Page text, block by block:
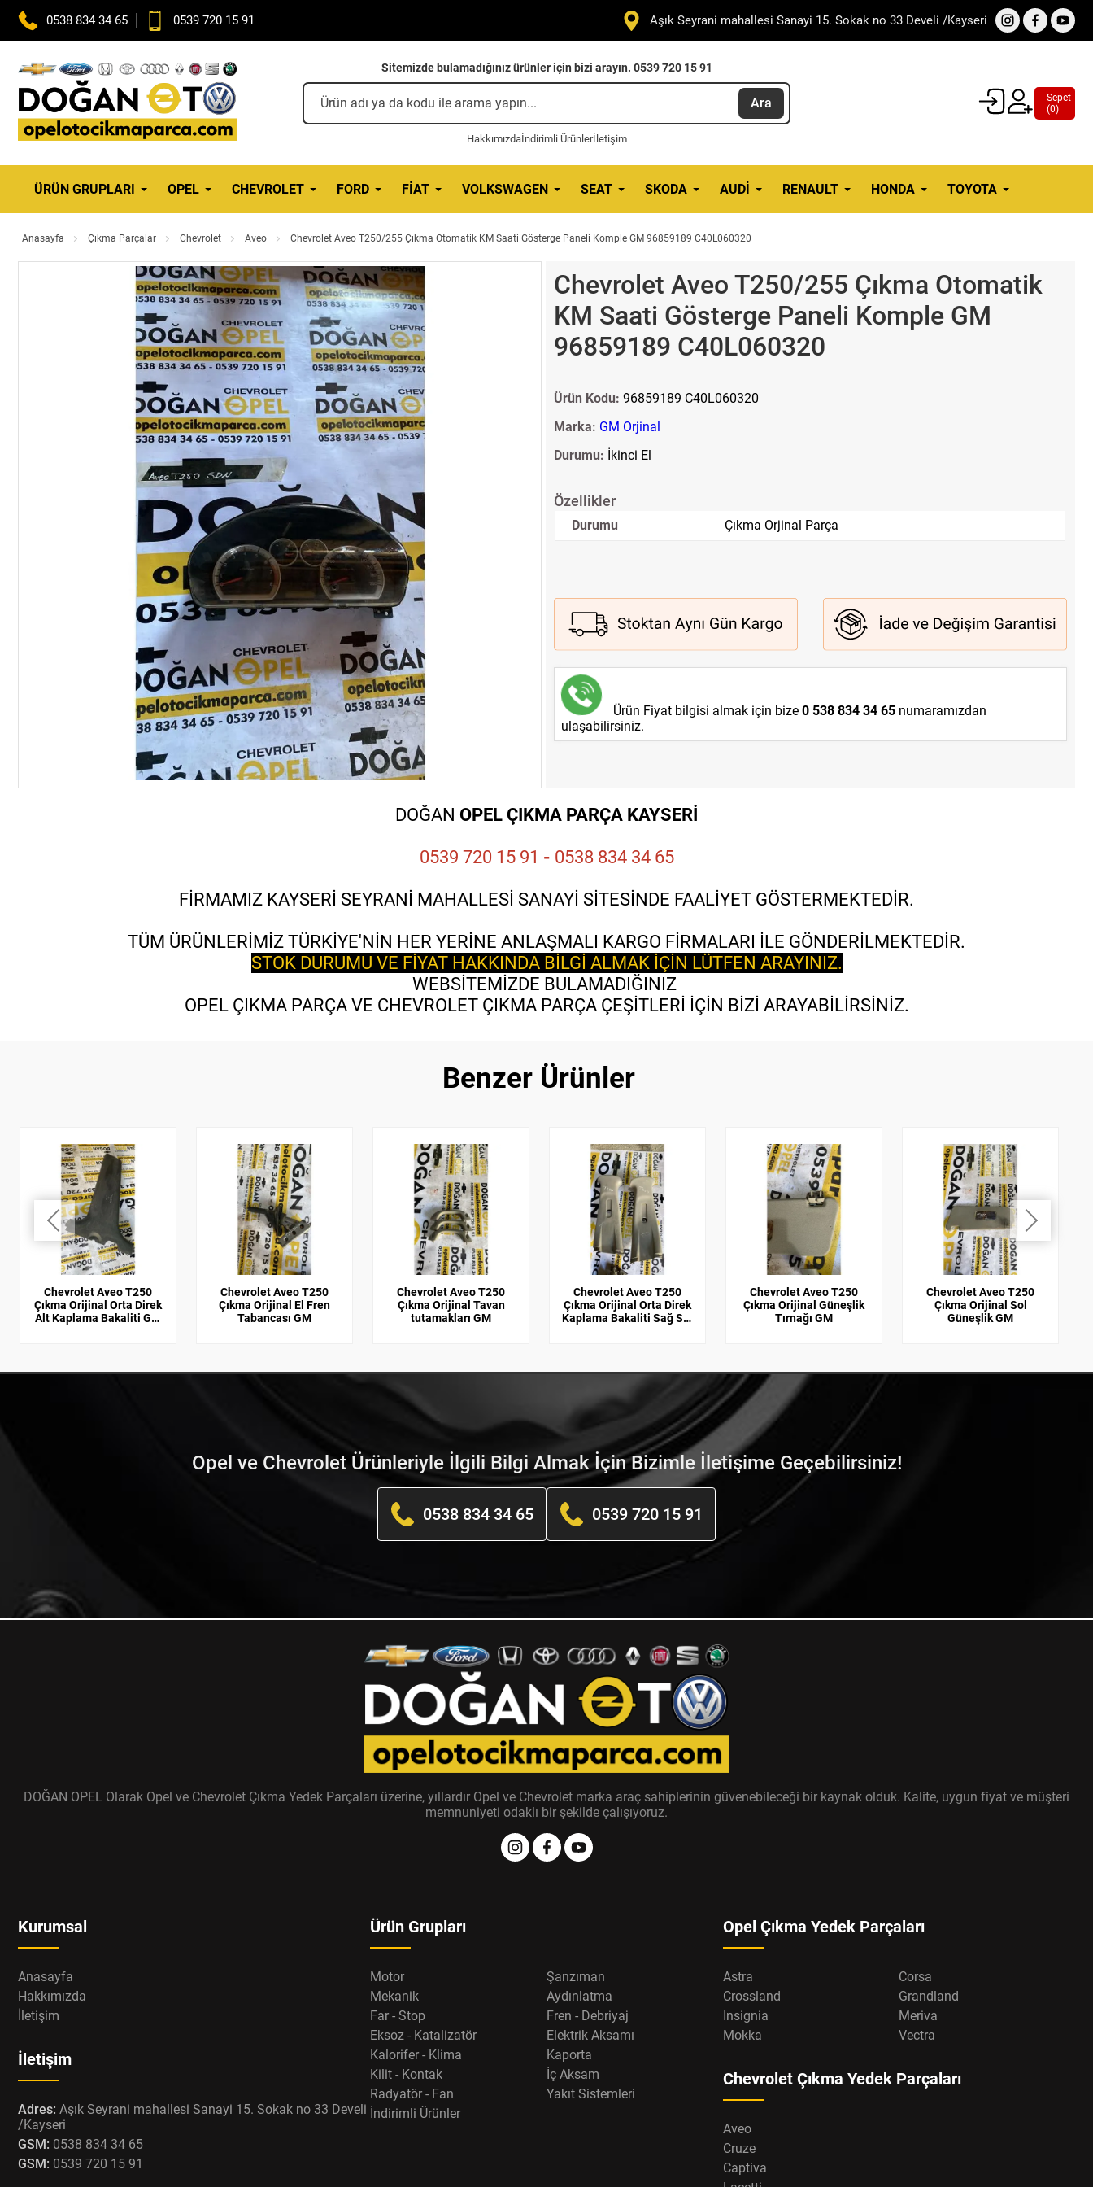
0538 834 34 65 0539 720 15 91 Aşık Seyrani mahallesi Sanayi 15. Sokak no 33 Develi /Kayseri
Sitemizde bulamadığınız ürünler için bizi arayın. 0539 720 15 91
Ara
Hakkımızdaİndirimli Ürünlerİletişim
Sepet
(0)
ÜRÜN GRUPLARI OPEL CHEVROLET FORD FIAT VOLKSWAGEN SEAT SKODA AUDI RENAULT HONDA TOYOTA
Anasayfa Çıkma Parçalar Chevrolet Aveo Chevrolet Aveo T250/255 Çıkma Otomatik KM Saati Gösterge Paneli Komple GM 96859189 C40L060320
Chevrolet Aveo T250/255 Çıkma Otomatik
KM Saati Gösterge Paneli Komple GM
96859189 C40L060320
Ürün Kodu: 96859189 C40L060320
Marka: GM Orjinal
Durumu: İkinci El
Özellikler
Durumu Çıkma Orjinal Parça
Ürün Fiyat bilgisi almak için bize 0 538 834 34 65numaramızdan
ulaşabilirsiniz.
DOĞAN OPEL ÇIKMA PARÇA KAYSERİ
0539 720 15 91 - 0538 834 34 65
FİRMAMIZ KAYSERİ SEYRANİ MAHALLESİ SANAYİ SİTESİNDE FAALİYET GÖSTERMEKTEDİR.
TÜM ÜRÜNLERİMİZ TÜRKİYE'NİN HER YERİNE ANLAŞMALI KARGO FİRMALARI İLE GÖNDERİLMEKTEDİR.
STOK DURUMU VE FİYAT HAKKINDA BİLGİ ALMAK İÇİN LÜTFEN ARAYINIZ.
WEBSİTEMİZDE BULAMADIĞINIZ
OPEL ÇIKMA PARÇA VE CHEVROLET ÇIKMA PARÇA ÇEŞİTLERİ İÇİN BİZİ ARAYABİLİRSİNİZ.
Benzer Ürünler
Chevrolet Aveo T250
Çıkma Orijinal Orta Direk
Alt Kaplama Bakaliti GM
Chevrolet Aveo T250
Çıkma Orijinal El Fren
Tabancası GM
Chevrolet Aveo T250
Çıkma Orijinal Tavan
tutamakları GM
Chevrolet Aveo T250
Çıkma Orijinal Orta Direk
Kaplama Bakaliti Sağ Sol
Chevrolet Aveo T250
Çıkma Orijinal Güneşlik
Tırnağı GM
Chevrolet Aveo T250
Çıkma Orijinal Sol
Güneşlik GM
Opel ve Chevrolet Ürünleriyle İlgili Bilgi Almak İçin Bizimle İletişime Geçebilirsiniz!
0538 834 34 65 0539 720 15 91
DOĞAN OPEL Olarak Opel ve Chevrolet Çıkma Yedek Parçaları üzerine, yıllardır Opel ve Chevrolet marka araç sahiplerinin güvenebileceği bir kaynak olduk. Kalite, uygun fiyat ve müşteri
memnuniyeti odaklı bir şekilde çalışıyoruz.
Kurumsal
Anasayfa
Hakkımızda
İletişim
İletişim
Adres: Aşık Seyrani mahallesi Sanayi 15. Sokak no 33 Develi
/Kayseri
GSM: 0538 834 34 65
GSM: 0539 720 15 91
Ürün Grupları
Motor
Şanzıman
Mekanik
Aydınlatma
Far - Stop
Fren - Debriyaj
Eksoz - Katalizatör
Elektrik Aksamı
Kalorifer - Klima
Kaporta
Kilit - Kontak
İç Aksam
Radyatör - Fan
Yakıt Sistemleri
İndirimli Ürünler
Opel Çıkma Yedek Parçaları
Astra
Corsa
Crossland
Grandland
Insignia
Meriva
Mokka
Vectra
Chevrolet Çıkma Yedek Parçaları
Aveo
Cruze
Captiva